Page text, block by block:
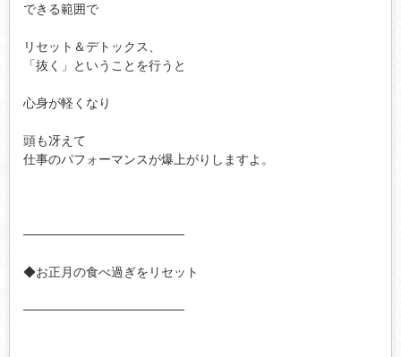
できる範囲で
リセット＆デトックス、
「抜く」ということを行うと
心身が軽くなり
頭も冴えて
仕事のパフォーマンスが爆上がりしますよ。
──────────────────
◆お正月の食べ過ぎをリセット
──────────────────